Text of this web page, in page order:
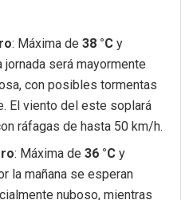
: Máxima de38 °C y
jornada será mayormente
con posibles tormentas
El viento del este soplará
ráfagas de hasta 50 km/h.
: Máxima de36 °C y
la mañana se esperan
nuboso, mientras